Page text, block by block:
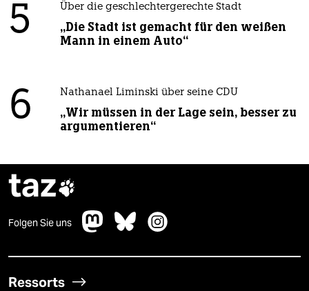
5 Über die geschlechtergerechte Stadt
„Die Stadt ist gemacht für den weißen
Mann in einem Auto“
6 Nathanael Liminski über seine CDU
„Wir müssen in der Lage sein, besser zu
argumentieren“
taz
Folgen Sie uns
Ressorts